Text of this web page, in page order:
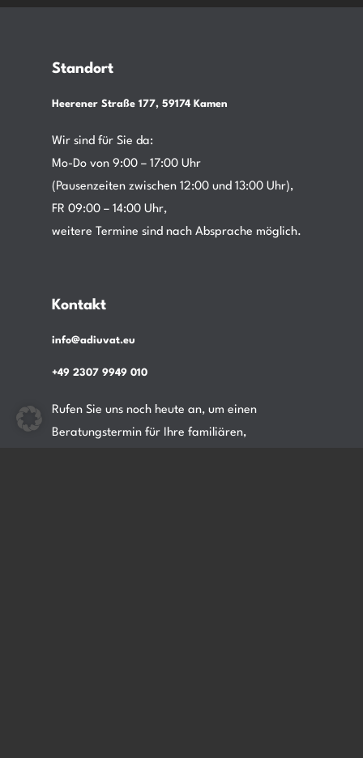
Standort
Heerener Straße 177, 59174 Kamen
Wir sind für Sie da:
Mo-Do von 9:00 – 17:00 Uhr
(Pausenzeiten zwischen 12:00 und 13:00 Uhr),
FR 09:00 – 14:00 Uhr,
weitere Termine sind nach Absprache möglich.
Kontakt
info@adiuvat.eu
+49 2307 9949 010
Rufen Sie uns noch heute an, um einen
Beratungstermin für Ihre familiären,